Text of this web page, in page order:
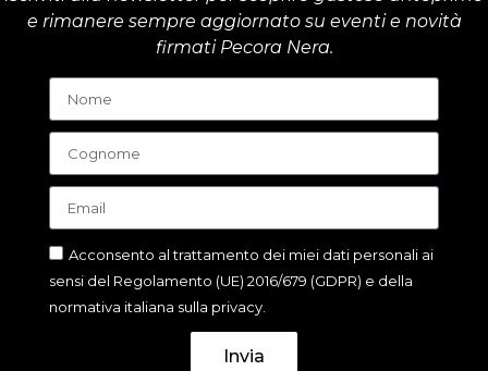
e rimanere sempre aggiornato su eventi e novità
firmati Pecora Nera.
Acconsento al trattamento dei miei dati personali ai
sensi del Regolamento (UE) 2016/679 (GDPR) e della
normativa italiana sulla privacy.
Invia